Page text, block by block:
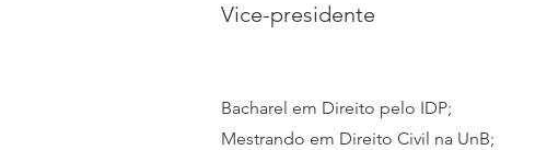
Vice-presidente
Bacharel em Direito pelo IDP;
Mestrando em Direito Civil na UnB;